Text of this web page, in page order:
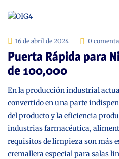
16 de abril de 2024 0
Puerta Rápida para
de 100,000
En la producción industrial
convertido en una parte
del producto y la eficiencia
industrias farmacéutica,
requisitos de limpieza son más
cremallera especial para salas